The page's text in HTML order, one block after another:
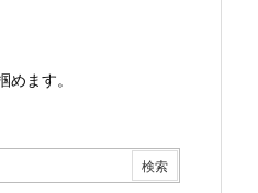
めます。